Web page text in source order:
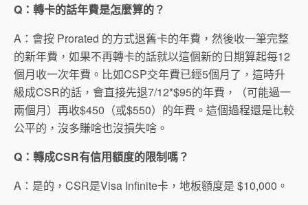
Q：轉卡的話年費是怎麼算的？
A：會按 Prorated 的方式退舊卡的年費，然後收一筆完整
的新年費，如果不再轉卡的話就以這個新的日期算起每12
個月收一次年費。比如CSP交年費已經5個月了，這時升
級成CSR的話，會直接先退7/12*$95的年費，（可能過一
兩個月）再收$450（或$550）的年費。這個過程還是比較
公平的，沒多賺啥也沒損失啥。
Q：轉成CSR有信用額度的限制嗎？
A：是的，CSR是Visa Infinite卡，地板額度是 $10,000。